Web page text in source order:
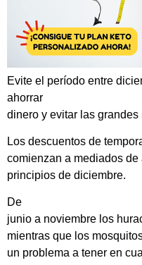
Evite el período entre
ahorrar
dinero y evitar las grandes
Los descuentos de
comienzan a mediados
principios de diciembre.
De
junio a noviembre los
mientras que los
un problema a tener en